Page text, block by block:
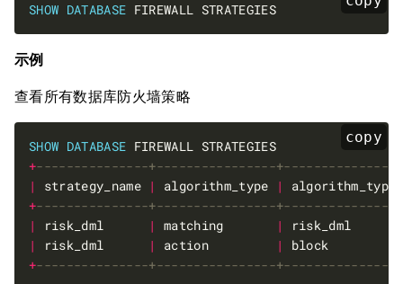
SHOW DATABASE FIREWALL STRATEGIES
示例
查看所有数据库防火墙策略
copy
SHOW DATABASE
FIREWALL STRATEGIES
+
|
strategy_name | algorithm_type |
+
|
risk_dml | matching |
|
risk_dml | action |
+